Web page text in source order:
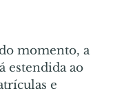
momento, a
estendida ao
e